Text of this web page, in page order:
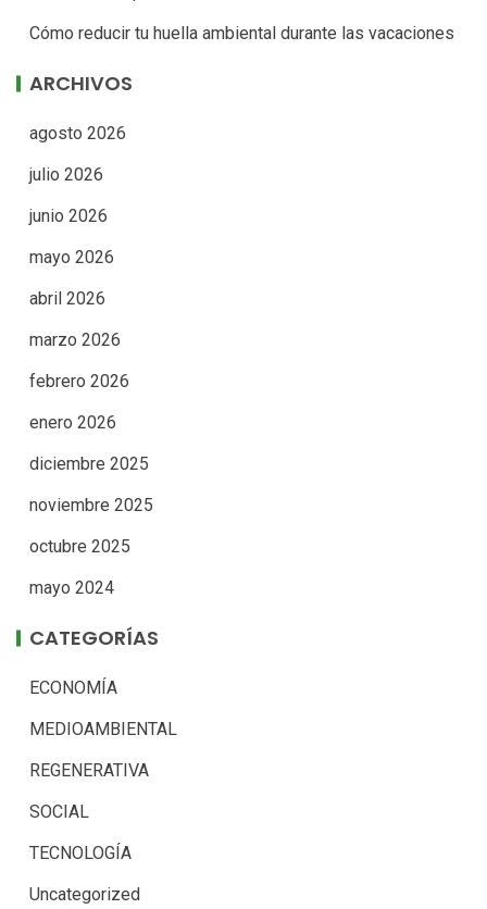
Cómo reducir tu huella ambiental durante las vacaciones
ARCHIVOS
agosto 2026
julio 2026
junio 2026
mayo 2026
abril 2026
marzo 2026
febrero 2026
enero 2026
diciembre 2025
noviembre 2025
octubre 2025
mayo 2024
CATEGORÍAS
ECONOMÍA
MEDIOAMBIENTAL
REGENERATIVA
SOCIAL
TECNOLOGÍA
Uncategorized